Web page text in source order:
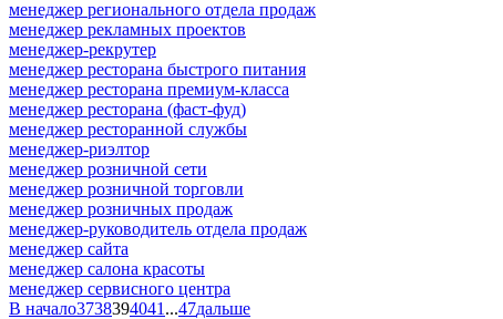
менеджер регионального отдела продаж
менеджер рекламных проектов
менеджер-рекрутер
менеджер ресторана быстрого питания
менеджер ресторана премиум-класса
менеджер ресторана (фаст-фуд)
менеджер ресторанной службы
менеджер-риэлтор
менеджер розничной сети
менеджер розничной торговли
менеджер розничных продаж
менеджер-руководитель отдела продаж
менеджер сайта
менеджер салона красоты
менеджер сервисного центра
В начало3738394041 ...47дальше